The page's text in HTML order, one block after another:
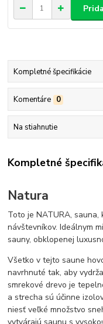
Kompletné špecifikácie
Komentáre 0
Na stiahnutie
Kompletné
Natura
Toto je NATURA, sauna,
návštevníkov. Ideálnym
sauny, obklopenej
Všetko v tejto saune
navrhnuté tak, aby
smrekové drevo je
a strecha sú účinne
niesť veľké množstvo